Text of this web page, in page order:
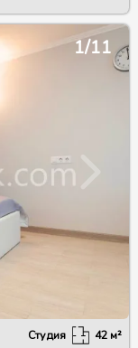
1/11
Студия 42м²